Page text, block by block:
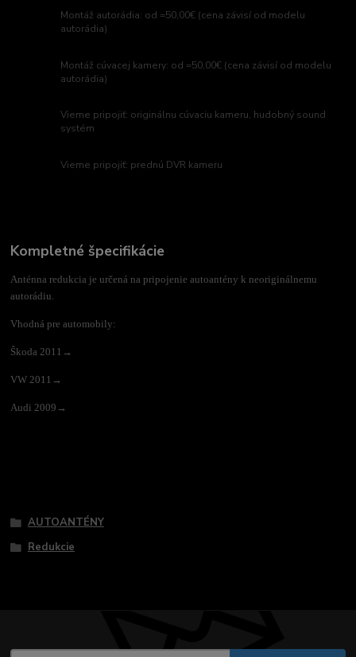
Montáž autorádia: od =50,00€ (cena závisí od modelu
autorádia)
Montáž cúvacej kamery: od =50,00€ (cena závisí od modelu
autorádia)
Vieme pripojiť: originálnu cúvaciu kameru, hudobný sound
systém
Vieme pripojiť: prednú DVR kameru
Kompletné špecifikácie
Anténna redukcia je určená na pripojenie autoantény k neoriginálnemu
autorádiu.
Vhodná pre automobily:
Škoda 2011→
VW 2011→
Audi 2009→
AUTOANTÉNY
Redukcie